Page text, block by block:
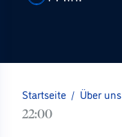
Startseite / Über uns
22:00